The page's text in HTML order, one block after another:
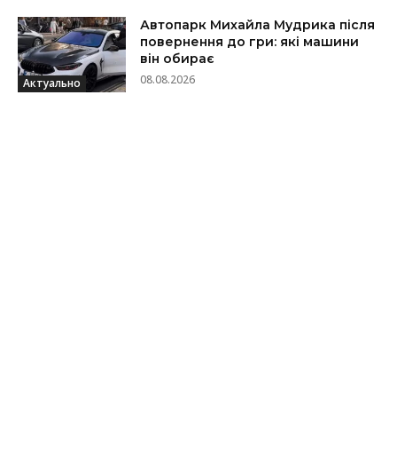
Актуально
Автопарк Михайла Мудрика після
повернення до гри: які машини
він обирає
08.08.2026